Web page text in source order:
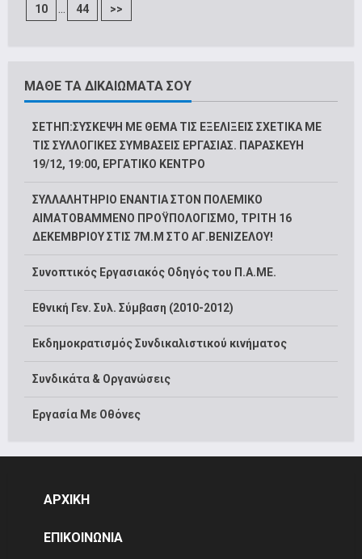
10 ... 44 >>
ΜΑΘΕ ΤΑ ΔΙΚΑΙΩΜΑΤΑ ΣΟΥ
ΣΕΤΗΠ:ΣΥΣΚΕΨΗ ΜΕ ΘΕΜΑ ΤΙΣ ΕΞΕΛΙΞΕΙΣ ΣΧΕΤΙΚΑ ΜΕ
ΤΙΣ ΣΥΛΛΟΓΙΚΕΣ ΣΥΜΒΑΣΕΙΣ ΕΡΓΑΣΙΑΣ. ΠΑΡΑΣΚΕΥΗ
19/12, 19:00, ΕΡΓΑΤΙΚΟ ΚΕΝΤΡΟ
ΣΥΛΛΑΛΗΤΗΡΙΟ ΕΝΑΝΤΙΑ ΣΤΟΝ ΠΟΛΕΜΙΚΟ
ΑΙΜΑΤΟΒΑΜΜΕΝΟ ΠΡΟΫΠΟΛΟΓΙΣΜΟ, ΤΡΙΤΗ 16
ΔΕΚΕΜΒΡΙΟΥ ΣΤΙΣ 7Μ.Μ ΣΤΟ ΑΓ.ΒΕΝΙΖΕΛΟΥ!
Συνοπτικός Εργασιακός Οδηγός του Π.Α.ΜΕ.
Εθνική Γεν. Συλ. Σύμβαση (2010-2012)
Εκδημοκρατισμός Συνδικαλιστικού κινήματος
Συνδικάτα & Οργανώσεις
Εργασία Με Οθόνες
ΑΡΧΙΚΗ
ΕΠΙΚΟΙΝΩΝΙΑ